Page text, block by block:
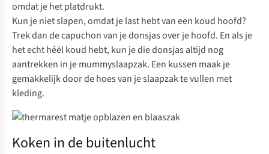
omdat je het platdrukt.
Kun je niet slapen, omdat je last hebt van een koud hoofd?
Trek dan de capuchon van je donsjas over je hoofd. En als je
het echt héél koud hebt, kun je die donsjas altijd nog
aantrekken in je mummyslaapzak. Een kussen maak je
gemakkelijk door de hoes van je slaapzak te vullen met
kleding.
Koken in de buitenlucht